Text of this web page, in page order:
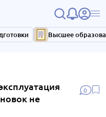
Высшее
0
не